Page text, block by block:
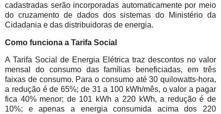
cadastradas serão incorporadas automaticamente por meio
do cruzamento de dados dos sistemas do Ministério da
Cidadania e das distribuidoras de energia.
Como funciona a Tarifa Social
A Tarifa Social de Energia Elétrica traz descontos no valor
mensal do consumo das famílias beneficiadas, em três
faixas de consumo. Para o consumo até 30 quilowatts-hora,
a redução é de 65%; de 31 a 100 kWh/mês, o valor a pagar
fica 40% menor; de 101 kWh a 220 kWh, a redução é de
10%; e apenas a energia consumida acima dos 220